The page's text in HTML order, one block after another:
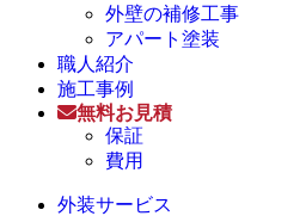
外壁の補修工事
アパート塗装
職人紹介
施工事例
無料お見積
保証
費用
外装サービス